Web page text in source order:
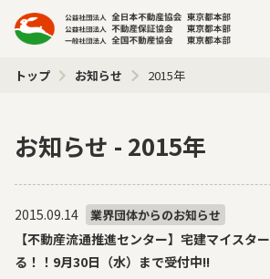
トップ お知らせ 2015年
お知らせ - 2015年
2015.09.14 業界団体からのお知らせ
【不動産流通推進センター】宅建マイスタ
る！！9月30日（水）まで受付中!!